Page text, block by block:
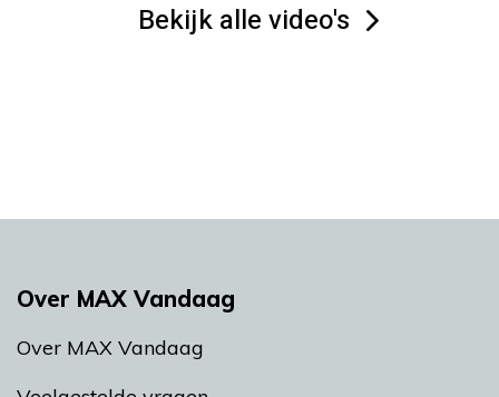
Bekijk alle video's
Over MAX Vandaag
Over MAX Vandaag